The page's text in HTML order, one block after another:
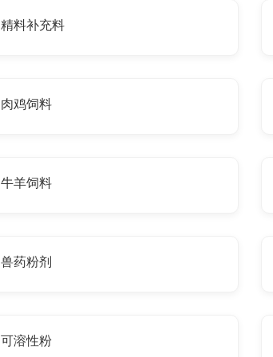
精料补充料
肉鸡饲料
牛羊饲料
兽药粉剂
可溶性粉